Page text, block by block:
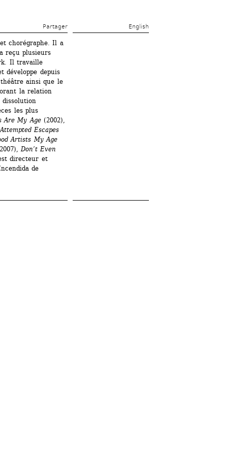
Partager English
chorégraphe. Il a
reçu plusieurs
Il travaille
développe depuis
ainsi que le
la relation
dissolution
les plus
Are My Age(2002),
Escapes
Artists My Age
Don’t Even
directeur et
de